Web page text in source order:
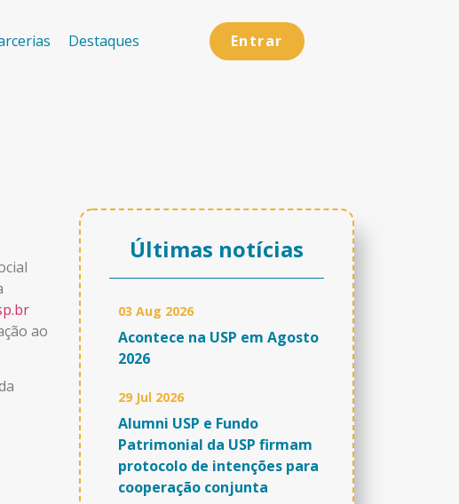
Destaques Entrar
ao
Últimas notícias
03 Aug 2026
Acontece na USP em Agosto
2026
29 Jul 2026
Alumni USP e Fundo
Patrimonial da USP firmam
protocolo de intenções para
cooperação conjunta